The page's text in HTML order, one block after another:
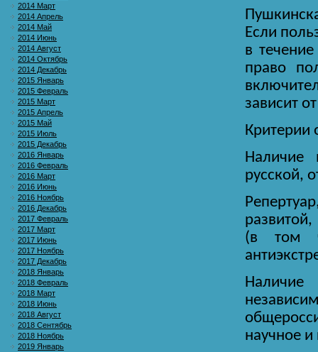
2014 Март
2014 Апрель
2014 Май
2014 Июнь
2014 Август
2014 Октябрь
2014 Декабрь
2015 Январь
2015 Февраль
2015 Март
2015 Апрель
2015 Май
2015 Июль
2015 Декабрь
2016 Январь
2016 Февраль
2016 Март
2016 Июнь
2016 Ноябрь
2016 Декабрь
2017 Февраль
2017 Март
2017 Июнь
2017 Ноябрь
2017 Декабрь
2018 Январь
2018 Февраль
2018 Март
2018 Июнь
2018 Август
2018 Сентябрь
2018 Ноябрь
2019 Январь
Если
в
право
зависит
Критерии
Наличие
русской,
(в том
научное и